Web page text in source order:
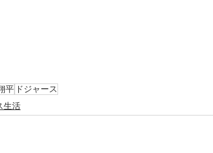
平 ドジャース
生活